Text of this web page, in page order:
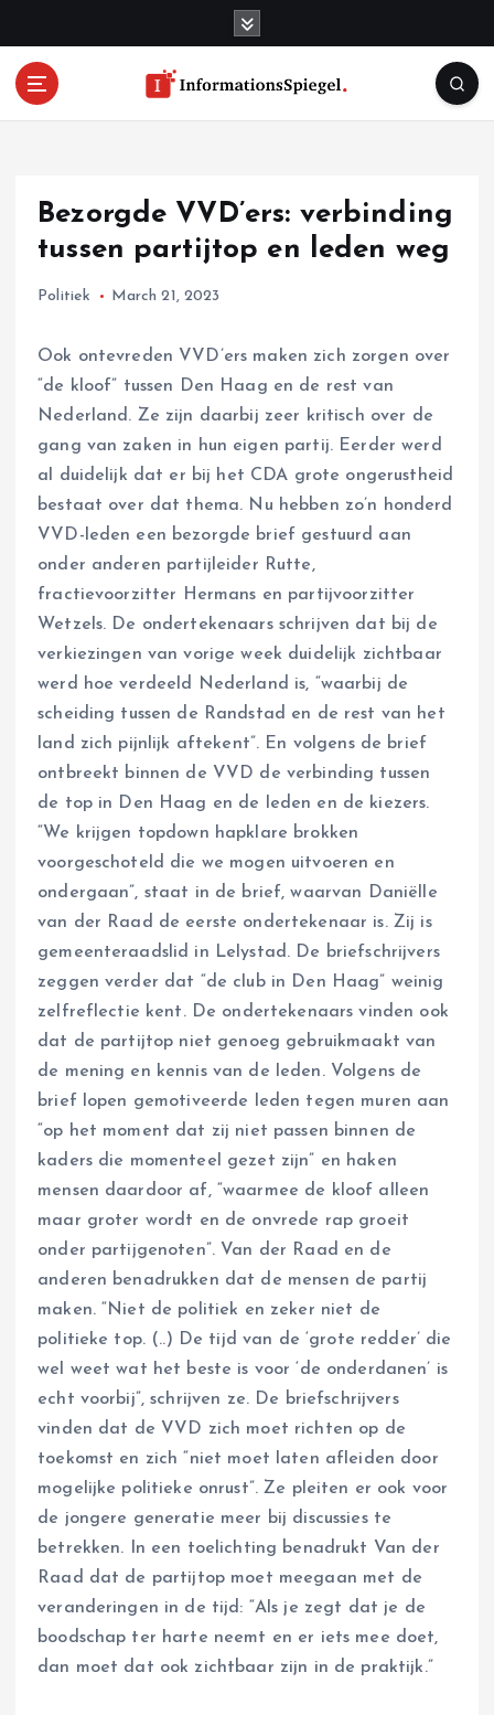
Bezorgde VVD’ers: verbinding
tussen partijtop en leden weg
Politiek March 21, 2023
Ook ontevreden VVD’ers maken zich zorgen over
“de kloof” tussen Den Haag en de rest van
Nederland. Ze zijn daarbij zeer kritisch over de
gang van zaken in hun eigen partij. Eerder werd
al duidelijk dat er bij het CDA grote ongerustheid
bestaat over dat thema. Nu hebben zo’n honderd
VVD-leden een bezorgde brief gestuurd aan
onder anderen partijleider Rutte,
fractievoorzitter Hermans en partijvoorzitter
Wetzels. De ondertekenaars schrijven dat bij de
verkiezingen van vorige week duidelijk zichtbaar
werd hoe verdeeld Nederland is, “waarbij de
scheiding tussen de Randstad en de rest van het
land zich pijnlijk aftekent”. En volgens de brief
ontbreekt binnen de VVD de verbinding tussen
de top in Den Haag en de leden en de kiezers.
“We krijgen topdown hapklare brokken
voorgeschoteld die we mogen uitvoeren en
ondergaan”, staat in de brief, waarvan Daniëlle
van der Raad de eerste ondertekenaar is. Zij is
gemeenteraadslid in Lelystad. De briefschrijvers
zeggen verder dat “de club in Den Haag” weinig
zelfreflectie kent. De ondertekenaars vinden ook
dat de partijtop niet genoeg gebruikmaakt van
de mening en kennis van de leden. Volgens de
brief lopen gemotiveerde leden tegen muren aan
“op het moment dat zij niet passen binnen de
kaders die momenteel gezet zijn” en haken
mensen daardoor af, “waarmee de kloof alleen
maar groter wordt en de onvrede rap groeit
onder partijgenoten”. Van der Raad en de
anderen benadrukken dat de mensen de partij
maken. “Niet de politiek en zeker niet de
politieke top. (..) De tijd van de ‘grote redder’ die
wel weet wat het beste is voor ‘de onderdanen’ is
echt voorbij”, schrijven ze. De briefschrijvers
vinden dat de VVD zich moet richten op de
toekomst en zich “niet moet laten afleiden door
mogelijke politieke onrust”. Ze pleiten er ook voor
de jongere generatie meer bij discussies te
betrekken. In een toelichting benadrukt Van der
Raad dat de partijtop moet meegaan met de
veranderingen in de tijd: “Als je zegt dat je de
boodschap ter harte neemt en er iets mee doet,
dan moet dat ook zichtbaar zijn in de praktijk.”